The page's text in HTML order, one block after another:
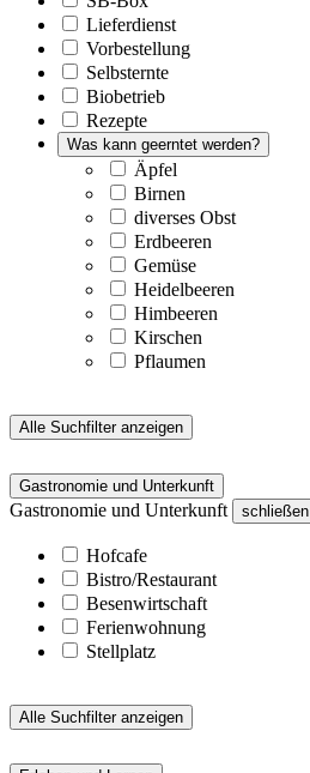
Lieferdienst
Vorbestellung
Selbsternte
Biobetrieb
Rezepte
Was kann geerntet werden?
Äpfel
Birnen
diverses Obst
Erdbeeren
Gemüse
Heidelbeeren
Himbeeren
Kirschen
Pflaumen
Alle Suchfilter anzeigen
Gastronomie und Unterkunft
Gastronomie und Unterkunft schließen
Hofcafe
Bistro/Restaurant
Besenwirtschaft
Ferienwohnung
Stellplatz
Alle Suchfilter anzeigen